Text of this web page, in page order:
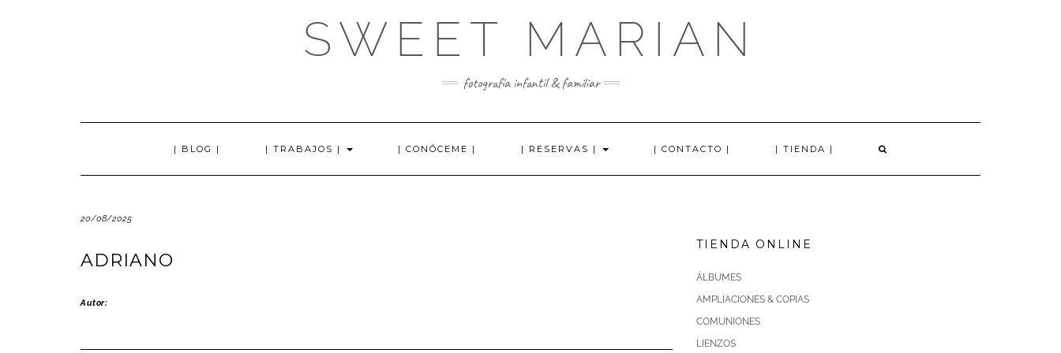
SWEET MARIAN
fotografía infantil & familiar
| BLOG | | TRABAJOS | | CONÓCEME | | RESERVAS | | CONTACTO | | TIENDA |
20/08/2025
ADRIANO
Autor:
TIENDA ONLINE
ÁLBUMES
AMPLIACIONES & COPIAS
COMUNIONES
LIENZOS